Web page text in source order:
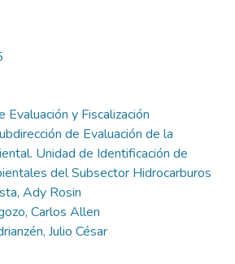
Evaluación y Fiscalización
de Evaluación de la
Unidad de Identificación de
del Subsector Hidrocarburos
Ady Rosin
Carlos Allen
Julio César